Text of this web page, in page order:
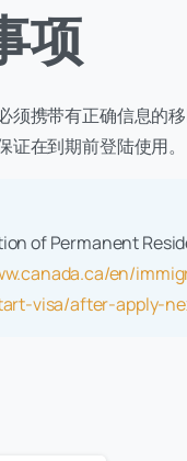
项
须携带有正确信息的
证在到期前登陆使用。
of Permanent
en/
visa/after-apply-